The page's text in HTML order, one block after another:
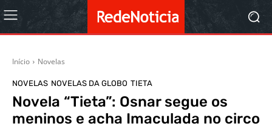
Início Novelas
NOVELAS NOVELAS DA GLOBO TIETA
Novela “Tieta”: Osnar segue os
meninos e acha Imaculada no circo